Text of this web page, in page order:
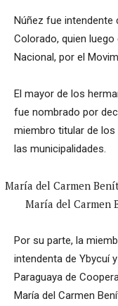
Núñez fue intendente
Colorado, quien
Nacional, por el
El mayor de los
fue nombrado por
miembro titular de los
las municipalidades.
María del Carmen
Por su parte, la
intendenta de Ybycuí
Paraguaya de
María del Carmen